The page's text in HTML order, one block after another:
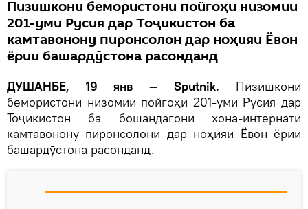
Пизишкони бемористони пойгоҳи низомии
201-уми Русия дар Тоҷикистон ба
камтавонону пиронсолон дар ноҳияи Ёвон
ёрии башардӯстона расонданд
ДУШАНБЕ, 19 янв — Sputnik. Пизишкони
бемористони низомии пойгоҳи 201-уми Русия дар
Тоҷикистон ба бошандагони хона-интернати
камтавонону пиронсолони дар ноҳияи Ёвон ёрии
башардӯстона расонданд.